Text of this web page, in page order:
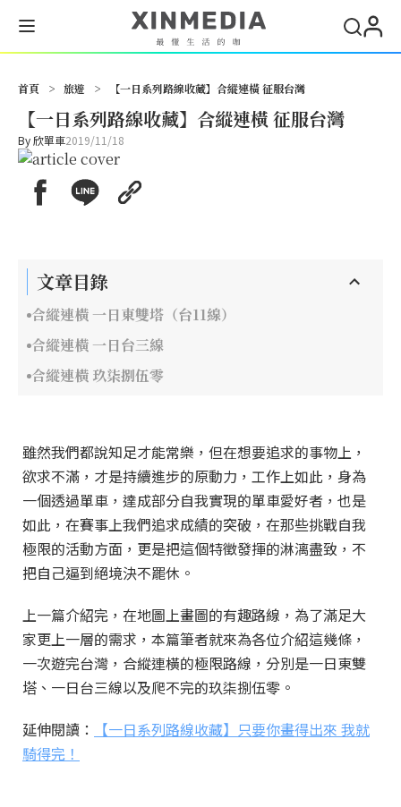
首頁 > 旅遊 > 【一日系列路線收藏】合縱連橫 征服台灣
【一日系列路線收藏】合縱連橫 征服台灣
By欣單車2019/11/18
文章目錄
合縱連橫 一日東雙塔（台11線）
合縱連橫 一日台三線
合縱連橫 玖柒捌伍零
雖然我們都說知足才能常樂，但在想要追求的事物上，
欲求不滿，才是持續進步的原動力，工作上如此，身為
一個透過單車，達成部分自我實現的單車愛好者，也是
如此，在賽事上我們追求成績的突破，在那些挑戰自我
極限的活動方面，更是把這個特徵發揮的淋漓盡致，不
把自己逼到絕境決不罷休。
上一篇介紹完，在地圖上畫圖的有趣路線，為了滿足大
家更上一層的需求，本篇筆者就來為各位介紹這幾條，
一次遊完台灣，合縱連橫的極限路線，分別是一日東雙
塔、一日台三線以及爬不完的玖柒捌伍零。
延伸閱讀：
【一日系列路線收藏】只要你畫得出來 我就
騎得完！